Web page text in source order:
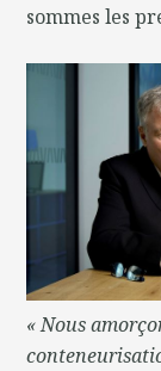
sommes les
« Nous